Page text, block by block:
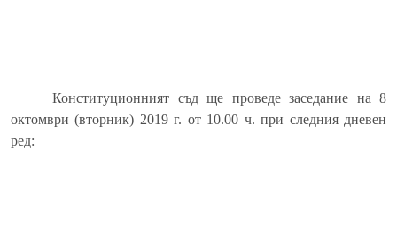
Конституционният съд ще проведе заседание на 8
октомври(вторник) 2019 г. от 10.00 ч. при следния дневен
ред: